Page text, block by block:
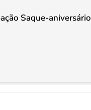
Saque-aniversário